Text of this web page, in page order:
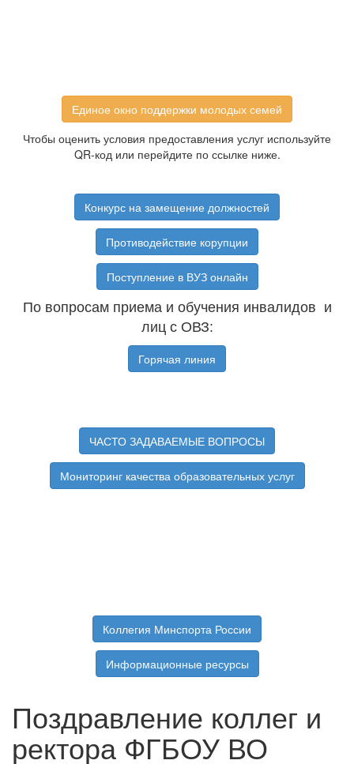
Единое окно поддержки молодых семей
Чтобы оценить условия предоставления услуг используйте
QR-код или перейдите по ссылке ниже.
Конкурс на замещение должностей
Противодействие корупции
Поступление в ВУЗ онлайн
По вопросам приема и обучения инвалидов и
лиц с ОВЗ:
Горячая линия
ЧАСТО ЗАДАВАЕМЫЕ ВОПРОСЫ
Мониторинг качества образовательных услуг
Коллегия Минспорта России
Информационные ресурсы
Поздравление коллег и
ректора ФГБОУ ВО